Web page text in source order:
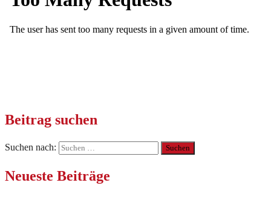
Beitrag suchen
Suchen nach:
Neueste Beiträge